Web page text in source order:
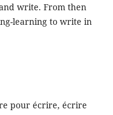
write. From then
learning to write in
pour écrire, écrire